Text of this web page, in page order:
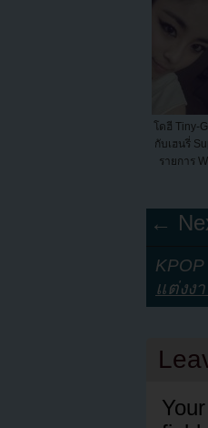
โดฮี Tiny-
กับเฮนรี่
รายการ
←
แต่งง